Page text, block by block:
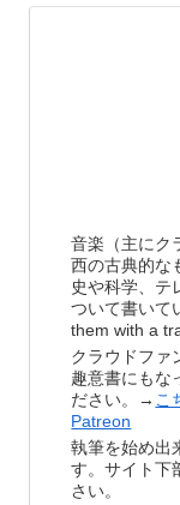
音楽（主にク
西の古典的な
史や科学、テ
ついて書いて
them with a
クラウドファ
趣意書にもな
ださい。→ こ
Patreon
執筆を始め出
す。サイト下
さい。